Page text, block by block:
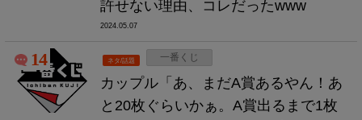
許せない理由、コレだったwww
2024.05.07
ネタ/話題 一番くじ
カップル「あ、まだA賞あるやん！あ
と20枚ぐらいかぁ。A賞出るまで1枚
14